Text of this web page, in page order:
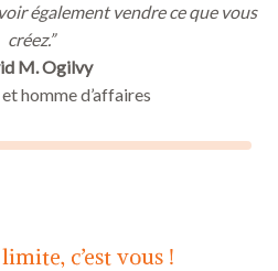
également vendre ce que vous
créez.”
M. Ogilvy
homme d’affaires
c’est vous !